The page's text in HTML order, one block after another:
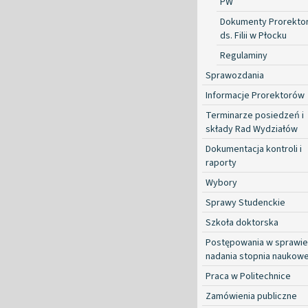
Dokumenty
ds. Filii w Płocku
Regulaminy
Sprawozdania
Informacje Prorektorów
Terminarze posiedzeń i
składy Rad Wydziałów
Dokumentacja kontroli i
raporty
Wybory
Sprawy Studenckie
Szkoła doktorska
Postępowania w sprawie
nadania stopnia
Praca w Politechnice
Zamówienia publiczne